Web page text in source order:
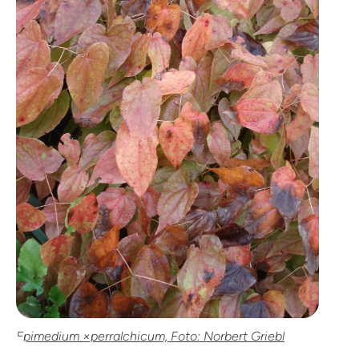
Epimedium ×perralchicum, Foto: Norbert Griebl